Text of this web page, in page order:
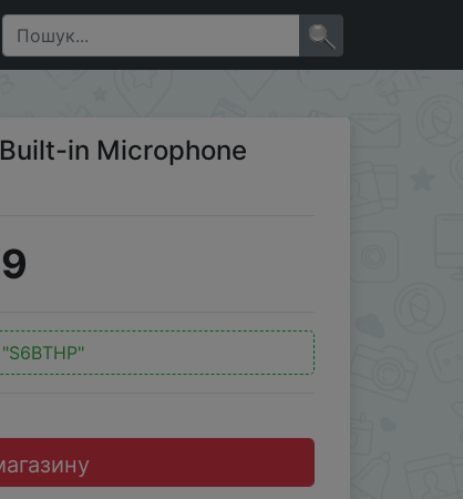
in Microphone
"S6BTHP"